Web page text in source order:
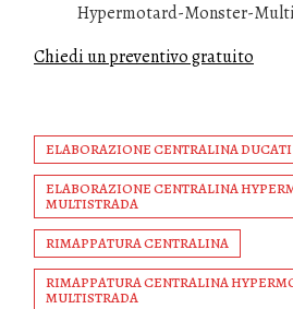
Hypermotard-Monster-
Chiedi un preventivo gratuito
ELABORAZIONE CENTRALINA DUCATI
ELABORAZIONE CENTRALINA
MULTISTRADA
RIMAPPATURA CENTRALINA
RIMAPPATURA CENTRALINA
MULTISTRADA